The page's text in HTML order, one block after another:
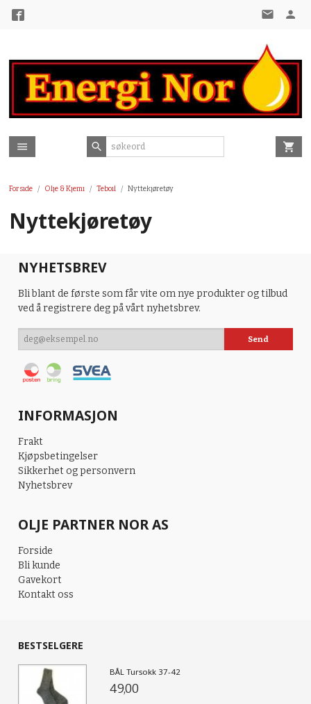
Forside Olje & Kjemi Teboil Nyttekjøretøy
Nyttekjøretøy
NYHETSBREV
Bli blant de første som får vite om nye produkter og tilbud
ved å registrere deg på vårt nyhetsbrev.
INFORMASJON
Frakt
Kjøpsbetingelser
Sikkerhet og personvern
Nyhetsbrev
OLJE PARTNER NOR AS
Forside
Bli kunde
Gavekort
Kontakt oss
BESTSELGERE
BÅL Tursokk 37-42
49,00